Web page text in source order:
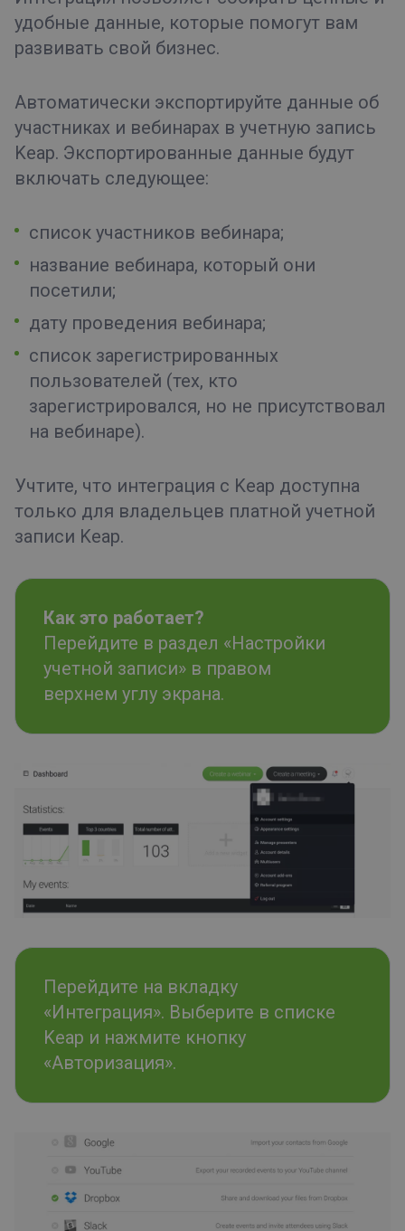
удобные данные, которые помогут вам
развивать свой бизнес.
Автоматически экспортируйте данные об
участниках и вебинарах в учетную запись
Keap. Экспортированные данные будут
включать следующее:
список участников вебинара;
название вебинара, который они
посетили;
дату проведения вебинара;
список зарегистрированных
пользователей (тех, кто
зарегистрировался, но не присутствовал
на вебинаре).
Учтите, что интеграция с Keap доступна
только для владельцев платной учетной
записи Keap.
Как это работает?
Перейдите в раздел «Настройки
учетной записи» в правом
верхнем углу экрана.
Перейдите на вкладку
«Интеграция». Выберите в списке
Keap и нажмите кнопку
«Авторизация».